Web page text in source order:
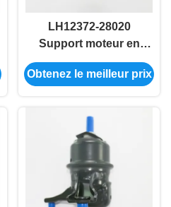
LH12372-28020
Support moteur en
caoutchouc pour
Lexus Rx300 -
Obtenez le meilleur prix